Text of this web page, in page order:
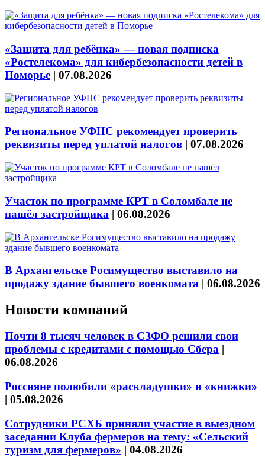
«Защита для ребёнка» — новая подписка
«Ростелекома» для кибербезопасности детей в
Поморье | 07.08.2026
Региональное УФНС рекомендует проверить
реквизиты перед уплатой налогов | 07.08.2026
Участок по программе КРТ в Соломбале не
нашёл застройщика | 06.08.2026
В Архангельске Росимущество выставило на
продажу здание бывшего военкомата | 06.08.2026
Новости компаний
Почти 8 тысяч человек в СЗФО решили свои
проблемы с кредитами с помощью Сбера |
06.08.2026
Россияне полюбили «раскладушки» и «книжки»
| 05.08.2026
Сотрудники РСХБ приняли участие в выездном
заседании Клуба фермеров на тему: «Сельский
туризм для фермеров» | 04.08.2026